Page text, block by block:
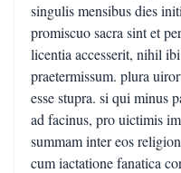
singulis mensibus dies
promiscuo sacra sint et
licentia accesserit, nihil
praetermissum. plura
esse stupra. si qui minus
ad facinus, pro uictimis
summam inter eos
cum iactatione fanatica